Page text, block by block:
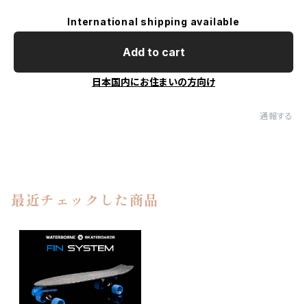
International shipping available
Add to cart
日本国内にお住まいの方向け
通報する
最近チェックした商品